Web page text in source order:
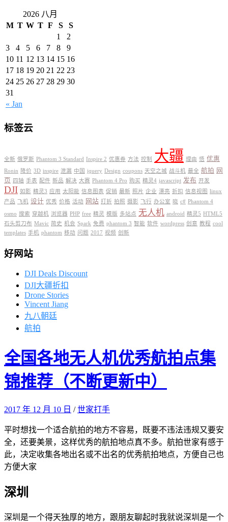
2026 八月
M T W T F S S
« Jan
1
2
3
4 5 6 7 8
9
10 11 12 13 14 15 16
17 18 19 20 21 22 23
24 25 26 27 28 29 30
31
标签云
全新 俄罗斯 Phantom 3 Standard Inspire 2 优惠券 方法 控制 大疆 理由 悟 优惠
Ronin 降价 3D inspire 泄漏 中国 jquery Design coupons 天空之城 战斗机 最全 航拍 网
页
四轴 手表 配件 新品 解决 大赛 Phantom 4 Pro 购买 精灵4 javascript 发布 开发
DJI 如影 精灵3 应用 太阳能 信息图表 促销 最新 照片 企业 漂亮 折扣 信息视图 linux
产品 飞机 设计 优秀 价格 活动 网站 打折 拍照 摄影 飞行 办公室 晓 c# Phantom 4
osmo 搜索 穿越机 浏览器 PHP free 精灵 模版 多站点 无人机 android 精灵5 HTML5
石头剪刀布 Mavic 简史 机会 Spark 免费 phantom 3 智能 软件 wordpress 创意 教程 cool
templates 手机 phantom 移动 问题 2017 视频 创新
好网站
DJI Deals Discount
DJI大疆折扣
Drone Stories
Vincent Jiang
九八朝廷
航拍
全国各地无人机优秀航拍点集
锦推荐（不断更新中）
2017 年 12 月 10 日 /世家打手
平时想找一个适合航拍的地方不容易，既要不违法违规又要安
全，还要美景，这样优秀的航拍地点真不多。航拍世家有感于
此，决定收集各地出名或不出名的优秀航拍地点，方便自己也
方便大家
深圳
深圳是一个得天独厚的地方，跟朋友聊起时我就说深圳是一个